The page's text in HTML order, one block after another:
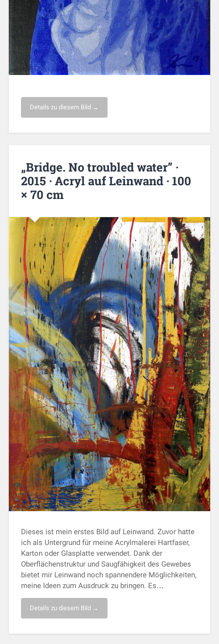
Details zu diesem Bild →
„Bridge. No troubled water” ·
2015 · Acryl auf Leinwand · 100
× 70 cm
Dieses ist mein erstes Bild auf Leinwand. Zuvor hatte
ich als Untergrund für meine Acrylmalerei Hartfaser,
Karton oder Glasplatte verwendet. Dank der
Oberflächenstruktur und Saugfähigkeit des Gewebes
bietet mir Leinwand noch spannendere Möglichkeiten,
meine Ideen zum Ausdruck zu bringen. Es…
Details zu diesem Bild →